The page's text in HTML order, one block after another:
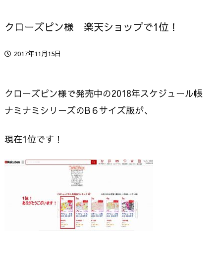
クローズピン様 楽天ショップで1位！
2017年11月15日
クローズピン様で発売中の2018年スケジュール帳
ナミナミシリーズのB６サイズ版が、
現在1位です！